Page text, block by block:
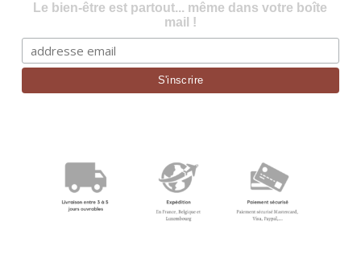
Le bien-être est partout... même dans votre boîte
mail !